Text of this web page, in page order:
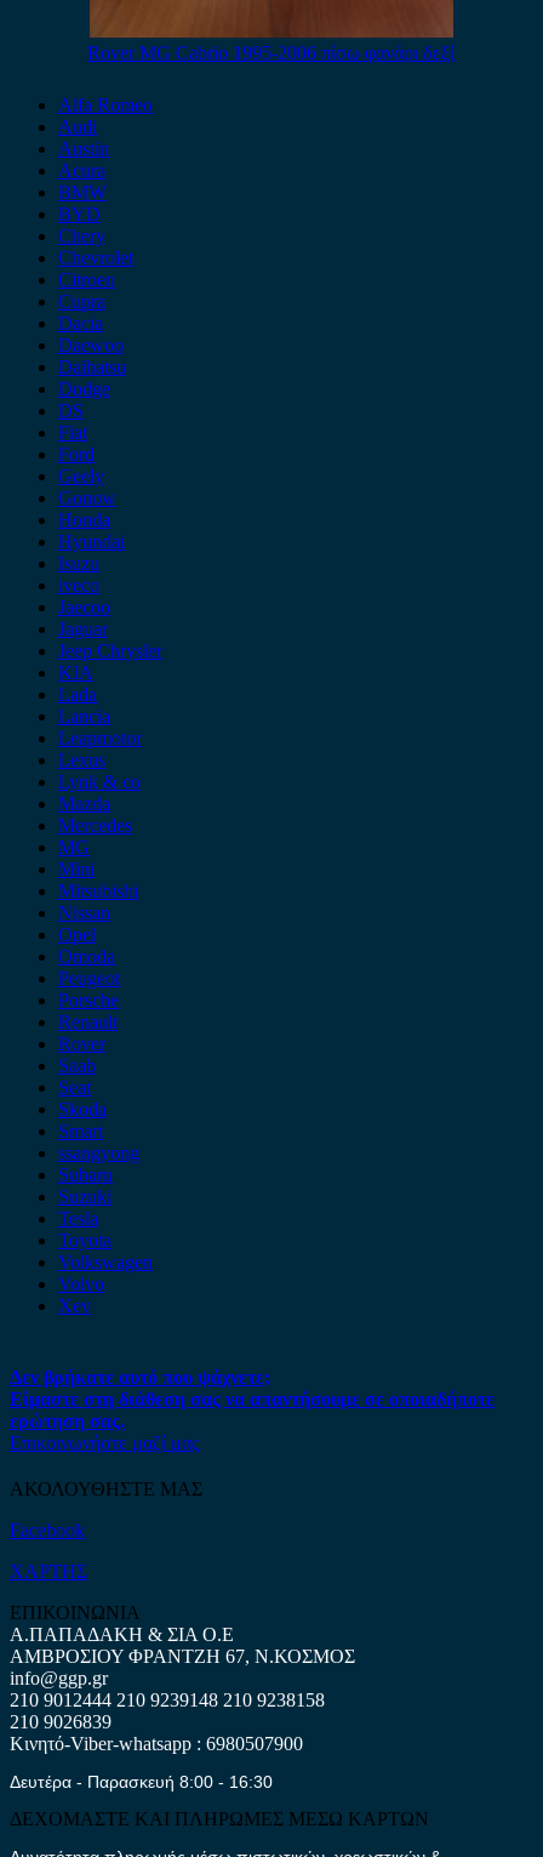
Rover MG Cabrio 1995-2006 πίσω φανάρι δεξί
Alfa Romeo
Audi
Austin
Acura
BMW
BYD
Chery
Chevrolet
Citroen
Cupra
Dacia
Daewoo
Daihatsu
Dodge
DS
Fiat
Ford
Geely
Gonow
Honda
Hyundai
Isuzu
iveco
Jaecoo
Jaguar
Jeep Chrysler
KIA
Lada
Lancia
Leapmotor
Lexus
Lynk & co
Mazda
Mercedes
MG
Mini
Mitsubishi
Nissan
Opel
Omoda
Peugeot
Porsche
Renault
Rover
Saab
Seat
Skoda
Smart
ssangyong
Subaru
Suzuki
Tesla
Toyota
Volkswagen
Volvo
Xev
Δεν βρήκατε αυτό που ψάχνετε;
Είμαστε στη διάθεση σας να απαντήσουμε σε οποιαδήποτε
ερώτηση σας.
Επικοινωνήστε μαζί μας
ΑΚΟΛΟΥΘΗΣΤΕ ΜΑΣ
Facebook
ΧΑΡΤΗΣ
ΕΠΙΚΟΙΝΩΝΙΑ
Α.ΠΑΠΑΔΑΚΗ & ΣΙΑ Ο.Ε
ΑΜΒΡΟΣΙΟΥ ΦΡΑΝΤΖΗ 67, Ν.ΚΟΣΜΟΣ
info@ggp.gr
210 9012444 210 9239148 210 9238158
210 9026839
Κινητό-Viber-whatsapp : 6980507900
Δευτέρα - Παρασκευή 8:00 - 16:30
ΔΕΧΟΜΑΣΤΕ ΚΑΙ ΠΛΗΡΩΜΕΣ ΜΕΣΩ ΚΑΡΤΩΝ